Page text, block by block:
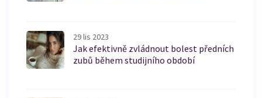
29 lis 2023
Jak efektivně zvládnout bolest předních
zubů během studijního období